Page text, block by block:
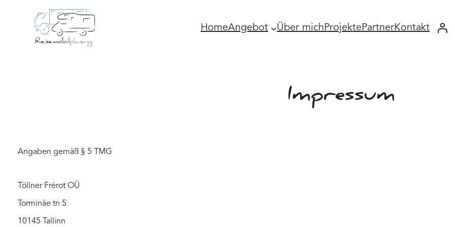
Zum Inhalt springen
Skip to content
HomeAngebot Über michProjektePartnerKontakt
Impressum
Angaben gemäß § 5 TMG
Töllner Frérot OÜ
Torminäe tn 5
10145 Tallinn